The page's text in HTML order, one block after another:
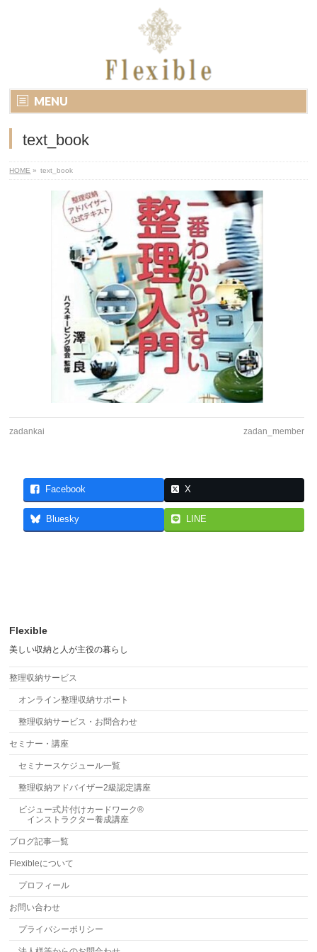
MENU
text_book
HOME » text_book
zadankai zadan_member
Facebook X
Bluesky LINE
Flexible
美しい収納と人が主役の暮らし
整理収納サービス
オンライン整理収納サポート
整理収納サービス・お問合わせ
セミナー・講座
セミナースケジュール一覧
整理収納アドバイザー2級認定講座
ビジュー式片付けカードワーク®
インストラクター養成講座
ブログ記事一覧
Flexibleについて
プロフィール
お問い合わせ
プライバシーポリシー